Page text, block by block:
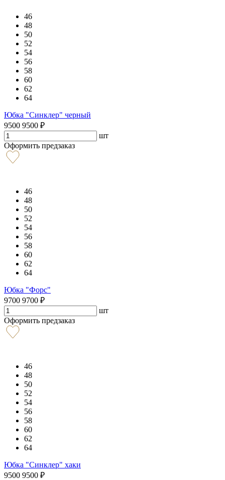
46
48
50
52
54
56
58
60
62
64
Юбка "Синклер" черный
9500 9500 ₽
шт
Оформить предзаказ
46
48
50
52
54
56
58
60
62
64
Юбка "Форс"
9700 9700 ₽
шт
Оформить предзаказ
46
48
50
52
54
56
58
60
62
64
Юбка "Синклер" хаки
9500 9500 ₽